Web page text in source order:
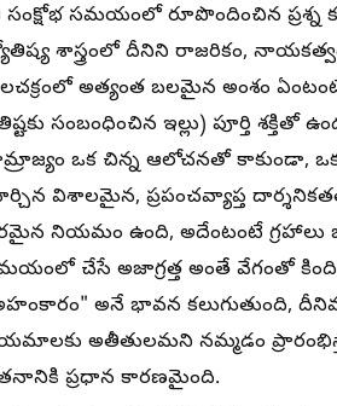
సమయంలో రూపొందించిన ప్రశ్న
శాస్త్రంలో దీనిని రాజరికం,
అత్యంత బలమైన అంశం
సంబంధించిన ఇల్లు) పూర్తి
ఒక చిన్న ఆలోచనతో కాకుండా,
విశాలమైన, ప్రపంచవ్యాప్త
నియమం ఉంది, అదేంటంటే గ్రహాలు
చేసే అజాగ్రత్త అంతే వేగంతో
అనే భావన కలుగుతుంది,
అతీతులమని నమ్మడం
ప్రధాన కారణమైంది.